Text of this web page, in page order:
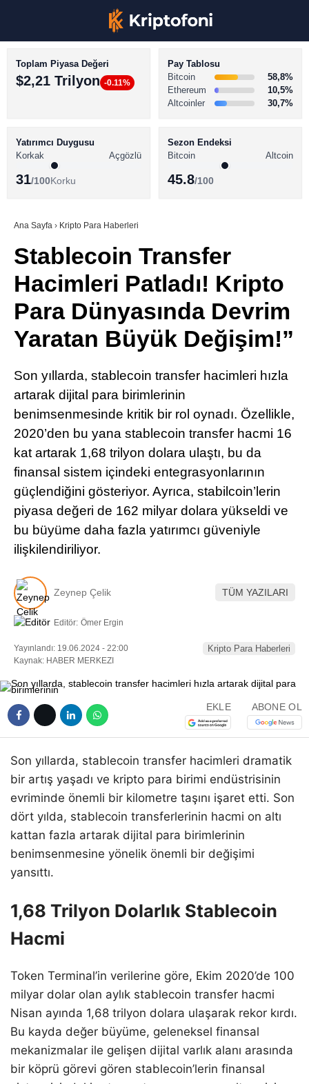
Youtube
TikTok
BİTCOİN HABERLERİ
ALTCOİN HABERLERİ
SÖZLÜK
Toplam Piyasa Değeri
$2,21 Trilyon -0.11%
Pay Tablosu
Bitcoin
58,8%
Ethereum
10,5%
Altcoinler
30,7%
Yatırımcı Duygusu
Korkak
Açgözlü
31/100Korku
Sezon Endeksi
Bitcoin
Altcoin
45.8/100
Ana Sayfa › Kripto Para Haberleri
Stablecoin Transfer
Hacimleri Patladı! Kripto
Para Dünyasında Devrim
Yaratan Büyük Değişim!”
Son yıllarda, stablecoin transfer hacimleri hızla
artarak dijital para birimlerinin
benimsenmesinde kritik bir rol oynadı. Özellikle,
2020’den bu yana stablecoin transfer hacmi 16
kat artarak 1,68 trilyon dolara ulaştı, bu da
finansal sistem içindeki entegrasyonlarının
güçlendiğini gösteriyor. Ayrıca, stabilcoin’lerin
piyasa değeri de 162 milyar dolara yükseldi ve
bu büyüme daha fazla yatırımcı güveniyle
ilişkilendiriliyor.
Zeynep Çelik TÜM YAZILARI
Editör: Ömer Ergin
Yayınlandı: 19.06.2024 - 22:00
Kaynak: HABER MERKEZI
Kripto Para Haberleri
EKLE ABONE OL
Son yıllarda, stablecoin transfer hacimleri dramatik
bir artış yaşadı ve kripto para birimi endüstrisinin
evriminde önemli bir kilometre taşını işaret etti. Son
dört yılda, stablecoin transferlerinin hacmi on altı
kattan fazla artarak dijital para birimlerinin
benimsenmesine yönelik önemli bir değişimi
yansıttı.
1,68 Trilyon Dolarlık Stablecoin
Hacmi
Token Terminal’in verilerine göre, Ekim 2020’de 100
milyar dolar olan aylık stablecoin transfer hacmi
Nisan ayında 1,68 trilyon dolara ulaşarak rekor kırdı.
Bu kayda değer büyüme, geleneksel finansal
mekanizmalar ile gelişen dijital varlık alanı arasında
bir köprü görevi gören stablecoin’lerin finansal